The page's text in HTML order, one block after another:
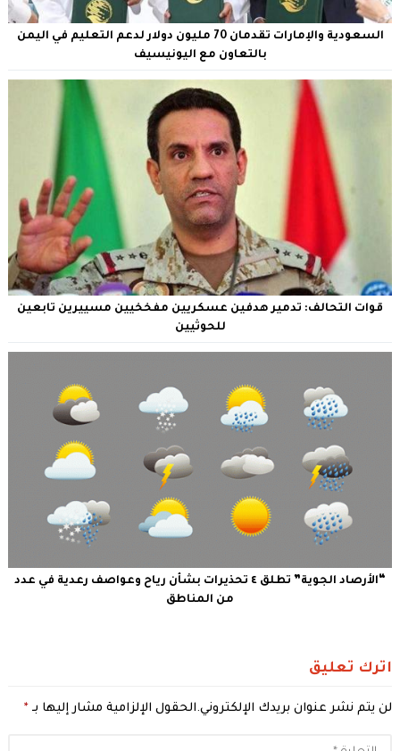
السعودية والإمارات تقدمان 70 مليون دولار لدعم التعليم في اليمن
بالتعاون مع اليونيسيف
قوات التحالف: تدمير هدفين عسكريين مفخخيين مسييرين تابعين
للحوثيين
“الأرصاد الجوية” تطلق ٤ تحذيرات بشأن رياح وعواصف رعدية في عدد
من المناطق
اترك تعليق
لن يتم نشر عنوان بريدك الإلكتروني.الحقول الإلزامية مشار إليها بـ *